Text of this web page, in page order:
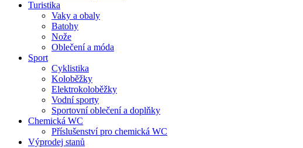
Turistika
Vaky a obaly
Batohy
Nože
Oblečení a móda
Sport
Cyklistika
Koloběžky
Elektrokoloběžky
Vodní sporty
Sportovní oblečení a doplňky
Chemická WC
Příslušenství pro chemická WC
Výprodej stanů